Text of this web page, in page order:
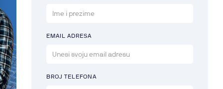
EMAIL ADRESA
BROJ TELEFONA